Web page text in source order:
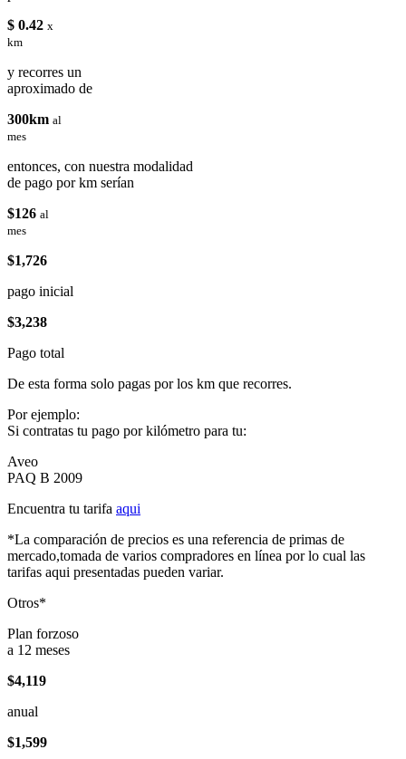
$ 0.42 x
km
y recorres un
aproximado de
300km al
mes
entonces, con nuestra modalidad
de pago por km serían
$126 al
mes
$1,726
pago inicial
$3,238
Pago total
De esta forma solo pagas por los km que recorres.
Por ejemplo:
Si contratas tu pago por kilómetro para tu:
Aveo
PAQ B 2009
Encuentra tu tarifa aqui
*La comparación de precios es una referencia de primas de
mercado,tomada de varios compradores en línea por lo cual las
tarifas aqui presentadas pueden variar.
Otros*
Plan forzoso
a 12 meses
$4,119
anual
$1,599